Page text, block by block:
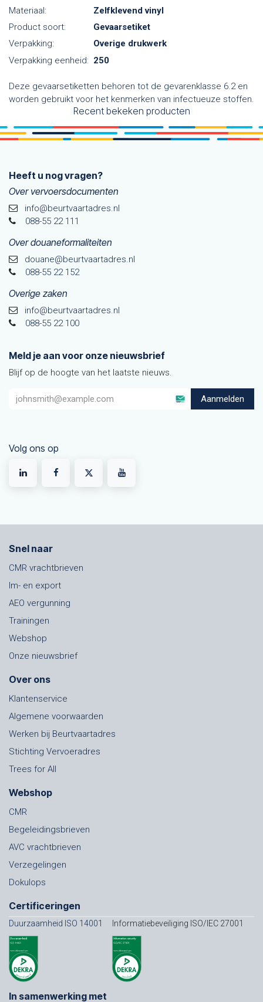
Materiaal:
Zelfklevend vinyl
Product soort:
Gevaarsetiket
Verpakking:
Overige drukwerk
Verpakking eenheid: 250
Deze gevaarsetiketten behoren tot de gevarenklasse 6.2 en
worden gebruikt voor het kenmerken van infectueuze stoffen.
Recent bekeken producten
Heeft u nog vragen?
Over vervoersdocumenten
info@beurtvaartadres.nl
088-55 22 111
Over douaneformaliteiten
douane@beurtvaarta​dres.nl
088-55 22 152
Overige zaken
info@beurtvaartadres.nl
088-55 22 100
Meld je aan voor onze nieuwsbrief
Blijf op de hoogte van het laatste nieuws.
Aanmelden
Volg ons op
Snel naar
CMR vrachtbrieven
Im- en export
AEO vergunning
Trainingen
Webshop
Onze nieuwsbrief
Over ons
Klantenservice
Algemene voorwaarden
Werken bij Beurtvaartadres
Stichting Vervoeradres
Trees for All
Webshop
CMR
Begeleidingsbrieven
AVC vrachtbrieven
Verzegelingen
Dokulops
Certificeringen
Duurzaamheid ISO 14001 Informatiebeveiliging ISO/IEC 27001
In samenwerking met